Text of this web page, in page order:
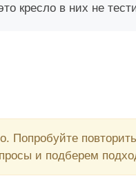
кресло в них не
и подберем